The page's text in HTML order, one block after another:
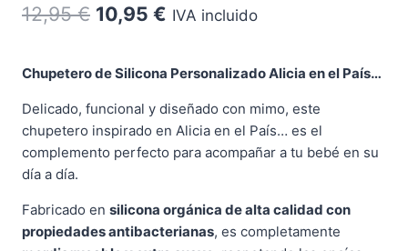
12,95€ El
original
era:
12,95 €.
10,95 € El
actual
es:
10,95 €.
IVA incluido
Chupetero de Silicona Personalizado Alicia en el País…
Delicado, funcional y diseñado con mimo, este
chupetero inspirado en Alicia en el País… es el
complemento perfecto para acompañar a tu bebé en su
día a día.
Fabricado en silicona orgánica de alta calidad con
propiedades antibacterianas, es completamente